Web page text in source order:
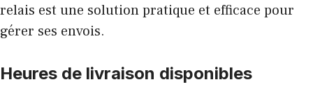
relais est une solution pratique et efficace pour
gérer ses envois.
Heures de livraison disponibles